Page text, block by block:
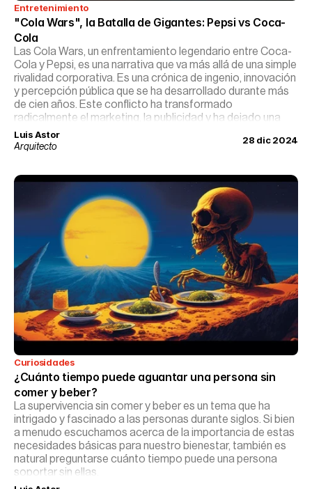
Entretenimiento
"Cola Wars", la Batalla de Gigantes: Pepsi vs Coca-
Cola
Las Cola Wars, un enfrentamiento legendario entre Coca-
Cola y Pepsi, es una narrativa que va más allá de una simple
rivalidad corporativa. Es una crónica de ingenio, innovación
y percepción pública que se ha desarrollado durante más
de cien años. Este conflicto ha transformado
radicalmente el marketing, la publicidad y ha dejado una
huella indeleble en la cultura popular.
Luis Astor
Arquitecto
28 dic 2024
Curiosidades
¿Cuánto tiempo puede aguantar una persona sin
comer y beber?
La supervivencia sin comer y beber es un tema que ha
intrigado y fascinado a las personas durante siglos. Si bien
a menudo escuchamos acerca de la importancia de estas
necesidades básicas para nuestro bienestar, también es
natural preguntarse cuánto tiempo puede una persona
soportar sin ellas.